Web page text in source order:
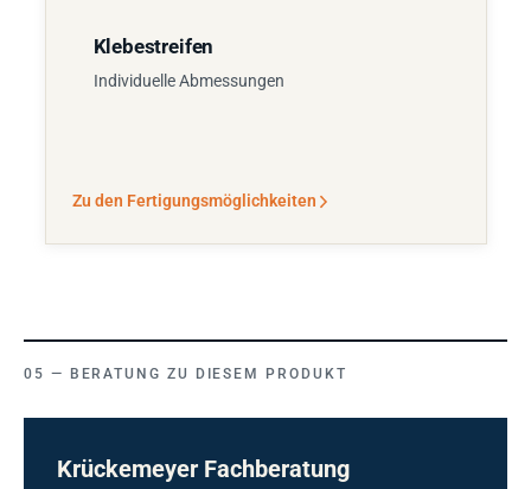
Klebestreifen
Individuelle Abmessungen
Zu den Fertigungsmöglichkeiten
BERATUNG ZU DIESEM PRODUKT
Krückemeyer Fachberatung